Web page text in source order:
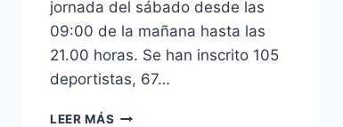
jornada del sábado desde las
09:00 de la mañana hasta las
21.00 horas. Se han inscrito 105
deportistas, 67…
LEER MÁS CAMPEONATO